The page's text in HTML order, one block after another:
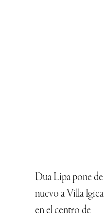
Dua Lipa pone de
nuevo a Villa Igiea
en el centro de